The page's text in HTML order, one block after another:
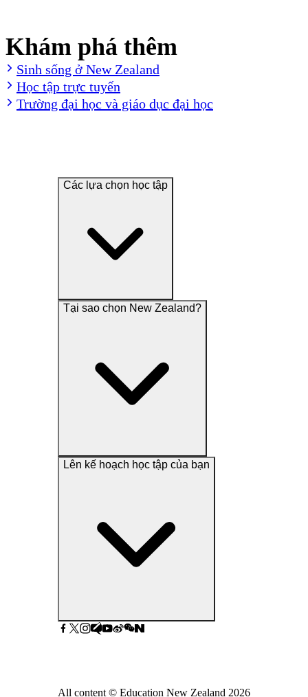
Khám phá thêm
Sinh sống ở New Zealand
Học tập trực tuyến
Trường đại học và giáo dục đại học
Các lựa chọn học tập
Tại sao chọn New Zealand?
Lên kế hoạch học tập của bạn
All content © Education New Zealand 2026